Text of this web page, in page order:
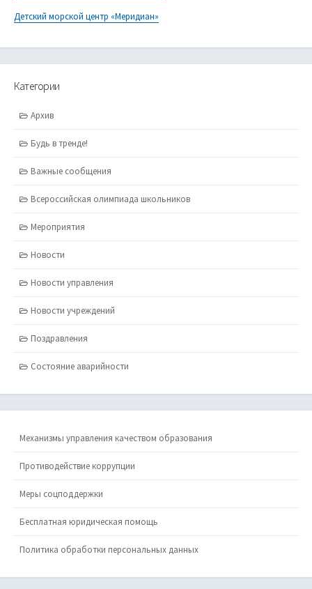
Детский морской центр «Меридиан»
Категории
Архив
Будь в тренде!
Важные сообщения
Всероссийская олимпиада школьников
Мероприятия
Новости
Новости управления
Новости учреждений
Поздравления
Состояние аварийности
Механизмы управления качеством образования
Противодействие коррупции
Меры соцподдержки
Бесплатная юридическая помощь
Политика обработки персональных данных